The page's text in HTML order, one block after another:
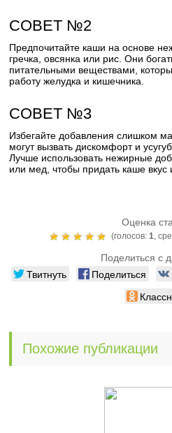
СОВЕТ №2
Предпочитайте каши на основе
гречка, овсянка или рис. Они
питательными веществами,
работу желудка и кишечника.
СОВЕТ №3
Избегайте добавления слишком
могут вызвать дискомфорт и
Лучше использовать нежирные
или мед, чтобы придать каше вкус
Оценка
(голосов: 1,
Поделиться с
Твитнуть Поделиться
Похожие публикации